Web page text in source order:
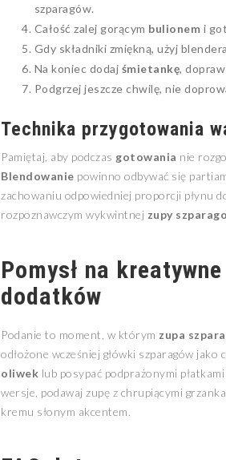
szparagów.
Całość zalej gorącym bulionem i
Gdy składniki zmiękną, użyj
Na koniec dodaj śmietankę,
Podgrzej jeszcze chwilę, nie
Technika przygotowania
Pamiętaj, aby podczas gotowania nie
Blendowanie powinno odbywać się
zachowaniu odpowiedniej proporcji płynu
rozpoznawczym wykwintnej zupy
Pomysł na
dodatków
Podanie to moment, w którym zupa
odłożone wcześniej główki szparagów
oliwek lub posypać podprażonymi
wersje, podawaj zupę z chrupiącymi
kremu słonym akcentem.